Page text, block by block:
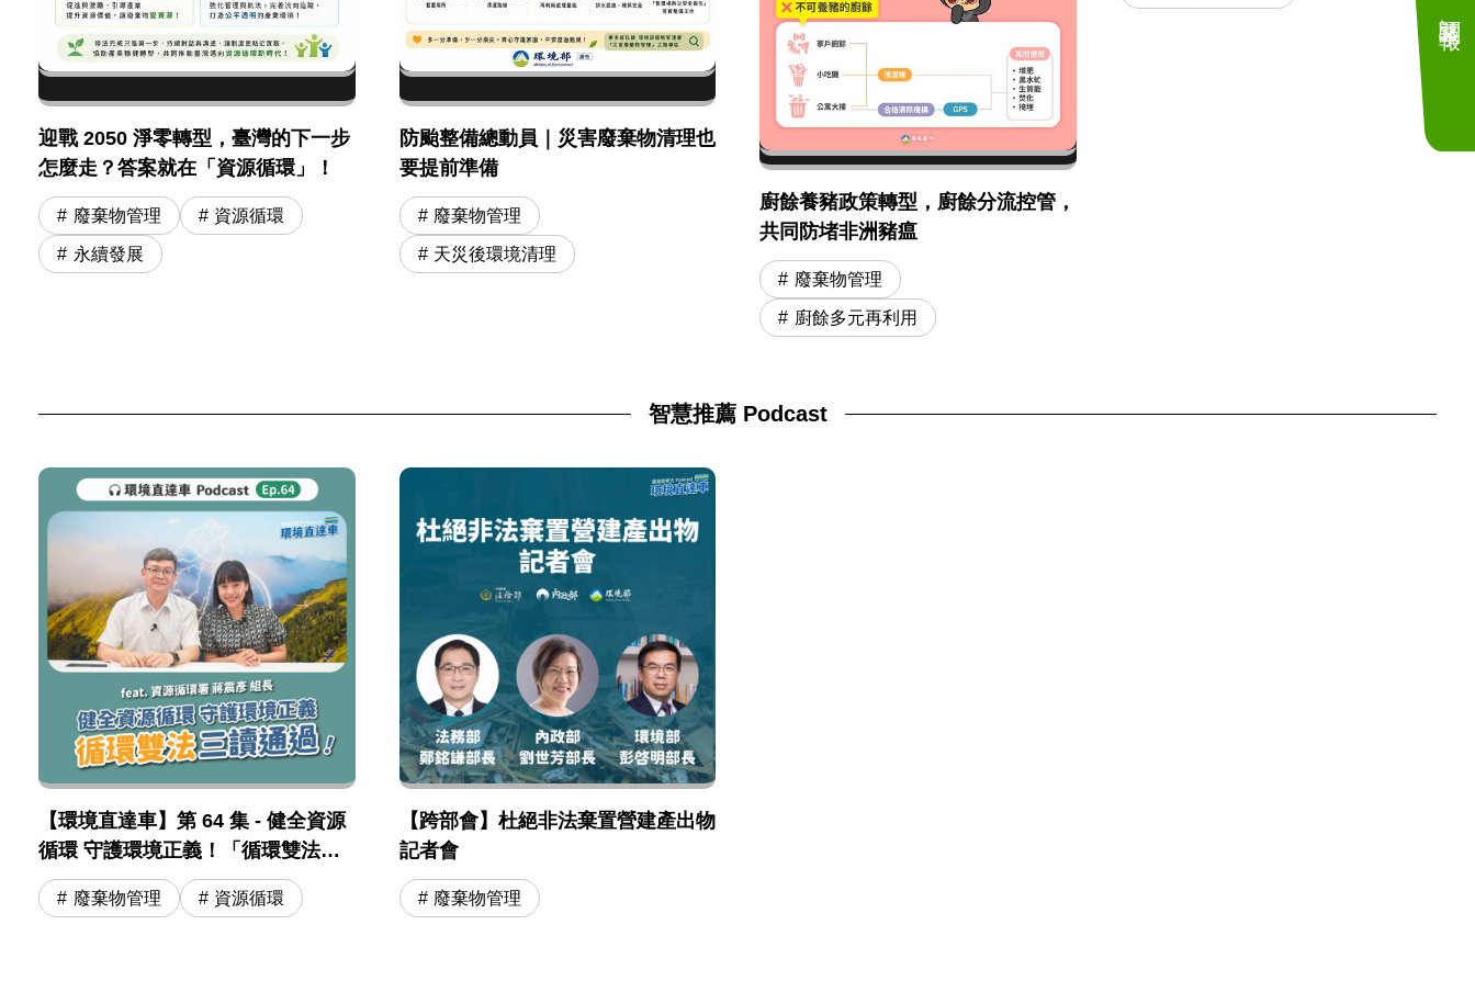
迎戰 2050 淨零轉型，臺灣的下一步
怎麼走？答案就在「資源循環」！
廢棄物管理 資源循環
永續發展
防颱整備總動員｜災害廢棄物清理也
要提前準備
廢棄物管理
天災後環境清理
廚餘養豬政策轉型，廚餘分流控管，
共同防堵非洲豬瘟
廢棄物管理
廚餘多元再利用
智慧推薦 Podcast
【環境直達車】第 64 集 - 健全資源
循環 守護環境正義！「循環雙法」
三讀通過！feat. 資源循環署 蔣震彥
組長
廢棄物管理 資源循環
【跨部會】杜絕非法棄置營建產出物
記者會
廢棄物管理